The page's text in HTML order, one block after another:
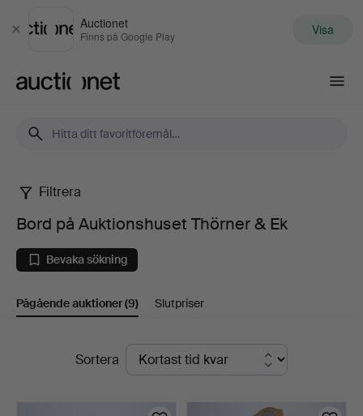
Stäng
Auctionet
Finns på Google Play Visa
Bord
på
Auktionshuset
Thörner
Filtrera
Bord på Auktionshuset Thörner & Ek
Bevaka sökning
Pågående auktioner(9) Slutpriser
PågåendeSortera